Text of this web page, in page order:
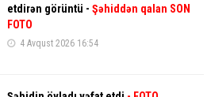
etdirən görüntü - Şəhiddən qalan SON
FOTO
4 Avqust 2026 16:54